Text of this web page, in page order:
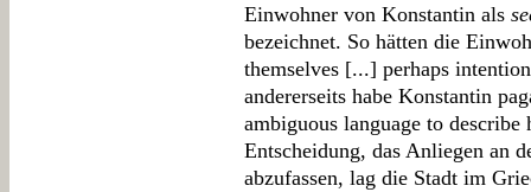
Einwohner von Konstantin als
bezeichnet. So hätten die
themselves [...] perhaps
andererseits habe Konstantin
ambiguous language to
Entscheidung, das Anliegen an
abzufassen, lag die Stadt im